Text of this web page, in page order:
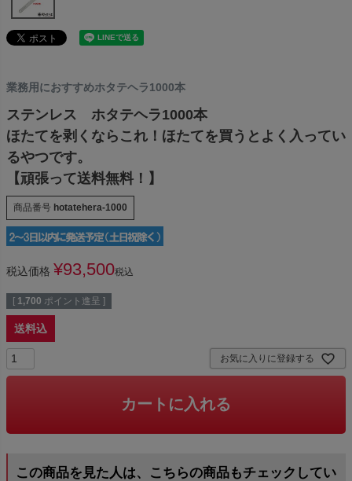
業務用におすすめホタテヘラ1000本
ステンレス ホタテヘラ1000本
ほたてを剥くならこれ！ほたてを買うとよく入ってい
るやつです。
【頑張って送料無料！】
商品番号 hotatehera-1000
税込価格 ¥93,500税込
[ 1,700 ポイント進呈 ]
送料込
お気に入りに登録する
カートに入れる
この商品を見た人は、こちらの商品もチェックしてい